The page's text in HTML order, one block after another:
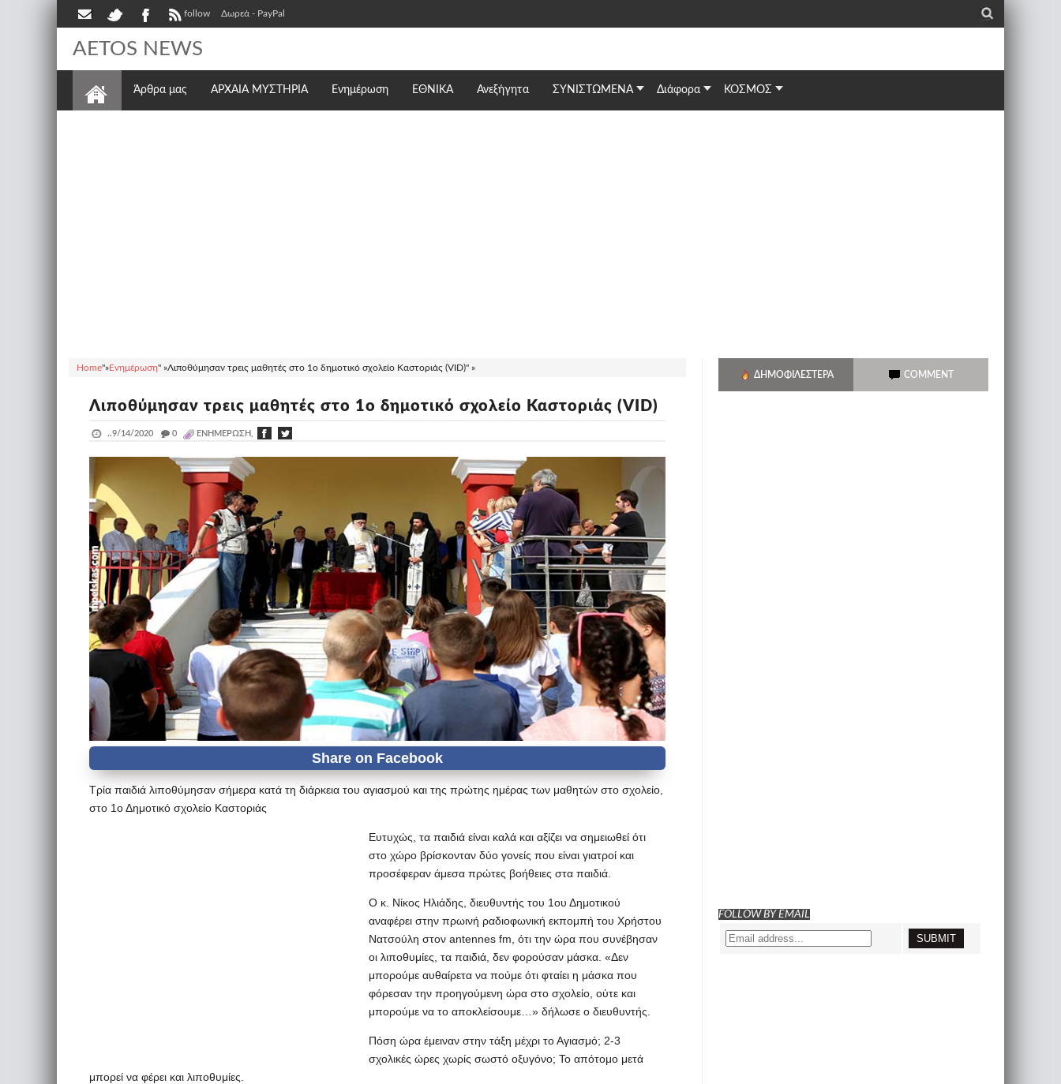
follow Δωρεά - PayPal _
AETOS NEWS
Άρθρα μας ΑΡΧΑΙΑ ΜΥΣΤΗΡΙΑ Ενημέρωση ΕΘΝΙΚΆ Ανεξήγητα ΣΥΝΙΣΤΩΜΕΝΑ Διάφορα ΚΟΣΜΟΣ
Home"»Ενημέρωση" »Λιποθύμησαν τρεις μαθητές στο 1ο δημοτικό σχολείο Καστοριάς (VID)" »
Λιποθύμησαν τρεις μαθητές στο 1ο δημοτικό σχολείο Καστοριάς (VID)
..9/14/2020 _ 0 ΕΝΗΜΈΡΩΣΗ,
Τρία παιδιά λιποθύμησαν σήμερα κατά τη διάρκεια του αγιασμού και της πρώτης ημέρας των μαθητών στο σχολείο,
στο 1ο Δημοτικό σχολείο Καστοριάς
Ευτυχώς, τα παιδιά είναι καλά και αξίζει να σημειωθεί ότι
στο χώρο βρίσκονταν δύο γονείς που είναι γιατροί και
προσέφεραν άμεσα πρώτες βοήθειες στα παιδιά.
Ο κ. Νίκος Ηλιάδης, διευθυντής του 1ου Δημοτικού
αναφέρει στην πρωινή ραδιοφωνική εκπομπή του Χρήστου
Νατσούλη στον antennes fm, ότι την ώρα που συνέβησαν
οι λιποθυμίες, τα παιδιά, δεν φορούσαν μάσκα. «Δεν
μπορούμε αυθαίρετα να πούμε ότι φταίει η μάσκα που
φόρεσαν την προηγούμενη ώρα στο σχολείο, ούτε και
μπορούμε να το αποκλείσουμε…» δήλωσε ο διευθυντής.
Πόση ώρα έμειναν στην τάξη μέχρι το Αγιασμό; 2-3
σχολικές ώρες χωρίς σωστό οξυγόνο; Το απότομο μετά
μπορεί να φέρει και λιποθυμίες.
ΔΗΜΟΦΙΛΈΣΤΕΡΑ COMMENT
FOLLOW BY EMAIL